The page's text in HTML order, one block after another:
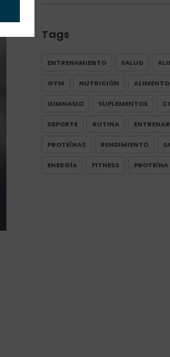
Tags
ENTRENAMIENTO SALUD
GYM NUTRICIÓN
GIMNASIO SUPLEMENTOS
DEPORTE RUTINA ENTRENAR
PROTEÍNAS RENDIMIENTO
ENERGÍA FITNESS PROTEÍNA